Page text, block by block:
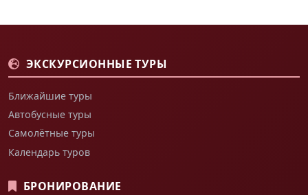
ЭКСКУРСИОННЫЕ ТУРЫ
Ближайшие туры
Автобусные туры
Самолётные туры
Календарь туров
БРОНИРОВАНИЕ